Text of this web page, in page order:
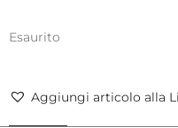
Esaurito
Aggiungi articolo alla